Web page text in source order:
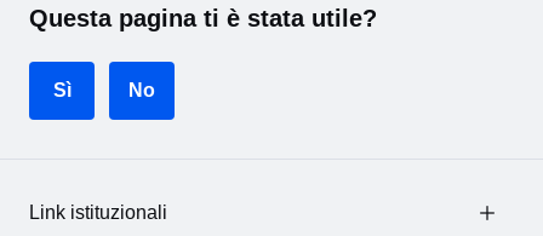
Questa pagina ti è stata utile?
Sì No
Link istituzionali